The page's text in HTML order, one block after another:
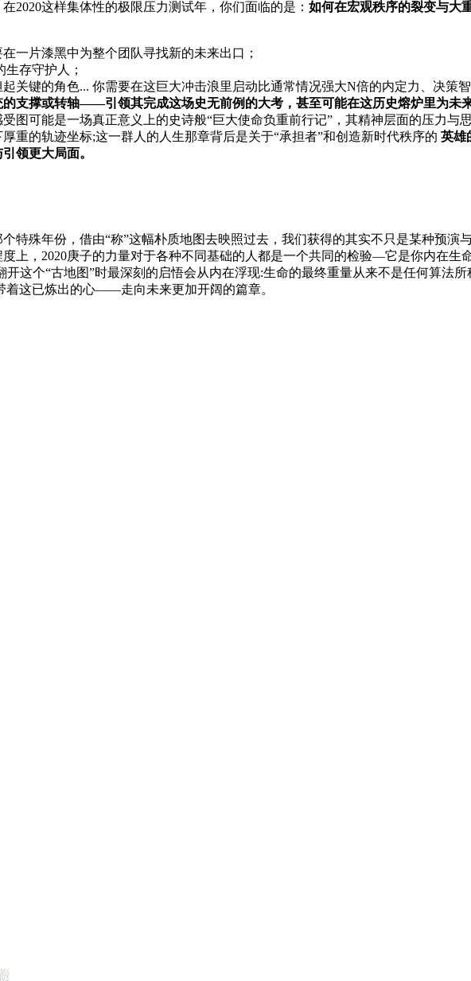
2020这样集体性的极限压力测试年，你们面临的是： 如何在宏观秩序的裂变与大
一片漆黑中为整个团队寻找新的未来出口；
存守护人；
关键的角色... 你需要在这巨大冲击浪里启动比通常情况强大N倍的内定力、决策
的支撑或转轴——引领其完成这场史无前例的大考，甚至可能在这历史熔炉里为未
图可能是一场真正意义上的史诗般“巨大使命负重前行记”，其精神层面的压力与
重的轨迹坐标;这一群人的人生那章背后是关于“承担者”和创造新时代秩序的 英雄
领更大局面。
特殊年份，借由“称”这幅朴质地图去映照过去，我们获得的其实不只是某种预
上，2020庚子的力量对于各种不同基础的人都是一个共同的检验—它是你内在
开这个“古地图”时最深刻的启悟会从内在浮现:生命的最终重量从来不是任何算法
着这已炼出的心——走向未来更加开阔的篇章。